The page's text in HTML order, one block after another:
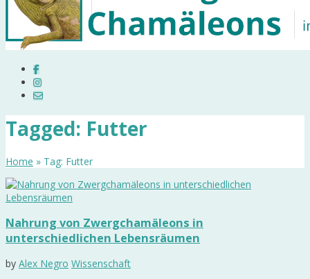
Tagged: Futter
Home » Tag: Futter
Nahrung von Zwergchamäleons in
unterschiedlichen Lebensräumen
by Alex Negro Wissenschaft